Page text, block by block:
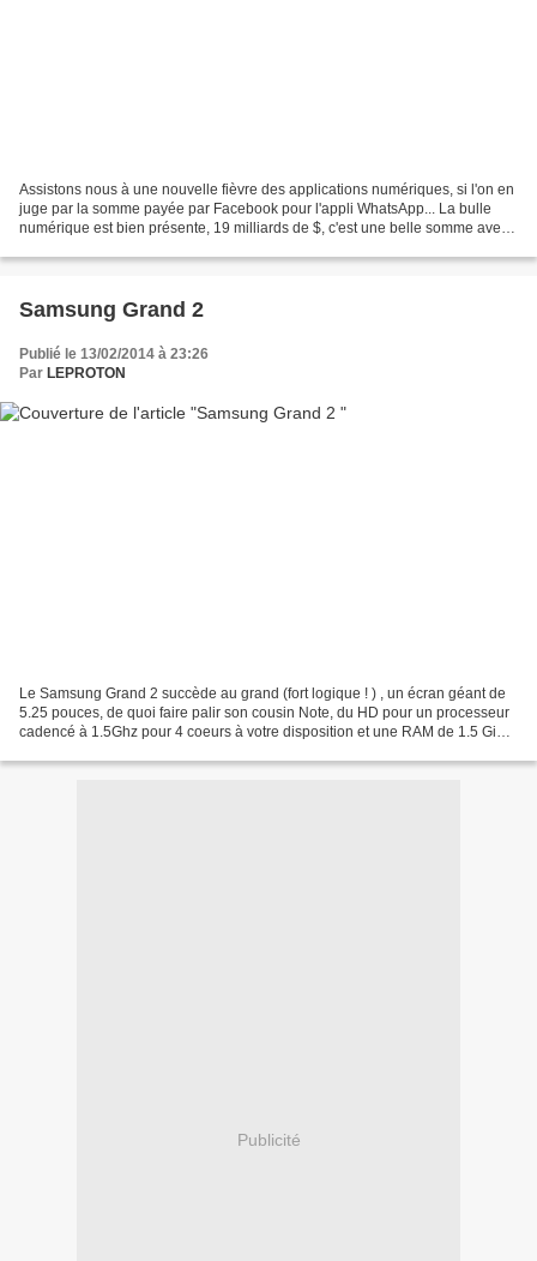
Assistons nous à une nouvelle fièvre des applications numériques, si l'on en
juge par la somme payée par Facebook pour l'appli WhatsApp... La bulle
numérique est bien présente, 19 milliards de $, c'est une belle somme avec
Samsung Grand 2
Publié le 13/02/2014 à 23:26
Par LEPROTON
Le Samsung Grand 2 succède au grand (fort logique ! ) , un écran géant de
5.25 pouces, de quoi faire palir son cousin Note, du HD pour un processeur
cadencé à 1.5Ghz pour 4 coeurs à votre disposition et une RAM de 1.5 Giga.
Publicité